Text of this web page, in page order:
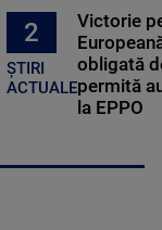
2
ȘTIRI
ACTUALE
Victorie
obligată
permită
la EPPO